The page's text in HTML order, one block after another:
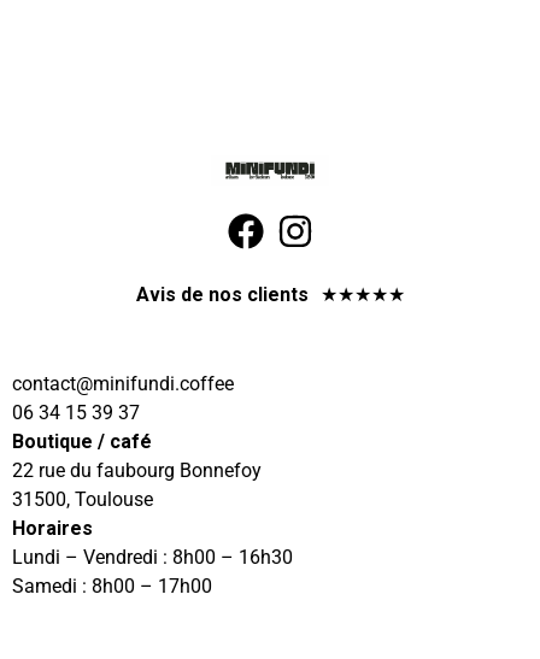
Avis de nos clients ★★★★★
eeffoc.idnufinim
@tcatnoc
06 34 15 39 37
Boutique / café
22 rue du faubourg Bonnefoy
31500, Toulouse
Horaires
Lundi – Vendredi : 8h00 – 16h30
Samedi : 8h00 – 17h00